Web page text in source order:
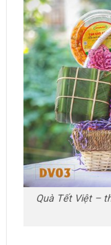
Quà Tết Việt –